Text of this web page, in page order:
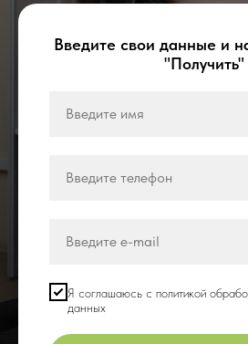
Введите свои данные и
"Получить"
Я соглашаюсь с политикой
данных